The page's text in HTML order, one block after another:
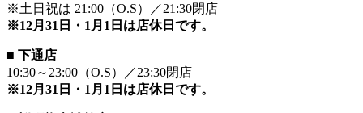
※土日祝は 21:00（O.S）／21:30閉店
※12月31日・1月1日は店休日です。
■ 下通店
10:30～23:00（O.S）／23:30閉店
※12月31日・1月1日は店休日です。